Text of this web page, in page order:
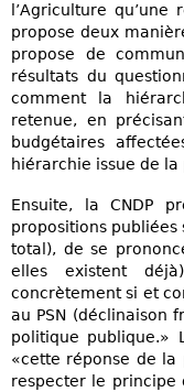
l’Agriculture
propose deux
propose de
résultats du
comment la
retenue, en
budgétaires
hiérarchie issue de
Ensuite, la CNDP
propositions
total), de se
elles existent
concrètement si et
au PSN (déclinaison
politique publique.»
«cette réponse de la
respecter le principe